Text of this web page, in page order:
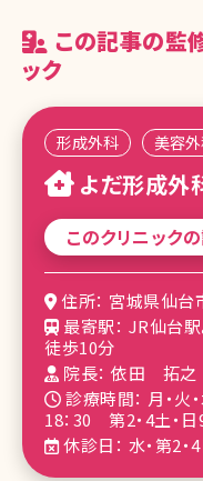
この記事の監
ック
よだ形成外
形成外科 美容
このクリニック
住所： 宮城県仙
最寄駅： JR仙台
徒歩10分
院長： 依田 拓之
診療時間： 月・火
18：30 第2・4土・日
休診日： 水・第2・